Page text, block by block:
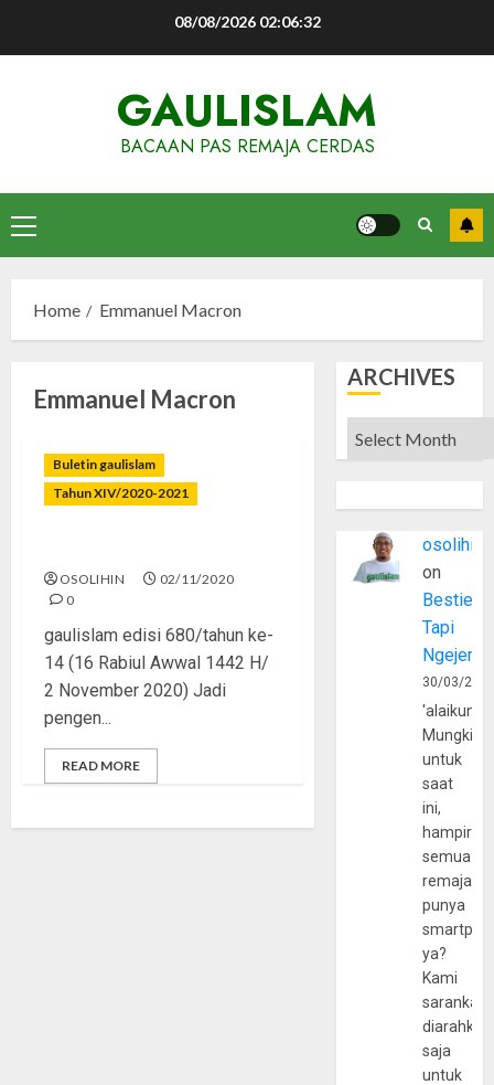
08/08/2026 02:06:33
GAULISLAM
BACAAN PAS REMAJA CERDAS
Primary
Menu
Home Emmanuel Macron
Emmanuel Macron
Buletin gaulislam
Tahun XIV/2020-2021
OSOLIHIN
02/11/2020
0
gaulislam edisi 680/tahun ke-
14 (16 Rabiul Awwal 1442 H/
2 November 2020) Jadi
pengen...
READ MORE
ARCHIVES
Archives
osolihin
on
Bestie
Tapi
30/03/
Mungkin
untuk
saat
ini,
hampir
semua
remaja
punya
ya?
Kami
sarankan,
diarahkan
saja
untuk